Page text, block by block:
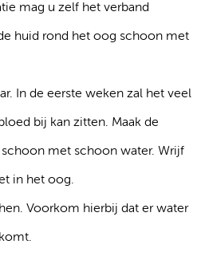
mag u zelf het verband
huid rond het oog schoon met
In de eerste weken zal het veel
bij kan zitten. Maak de
met schoon water. Wrijf
in het oog.
Voorkom hierbij dat er water